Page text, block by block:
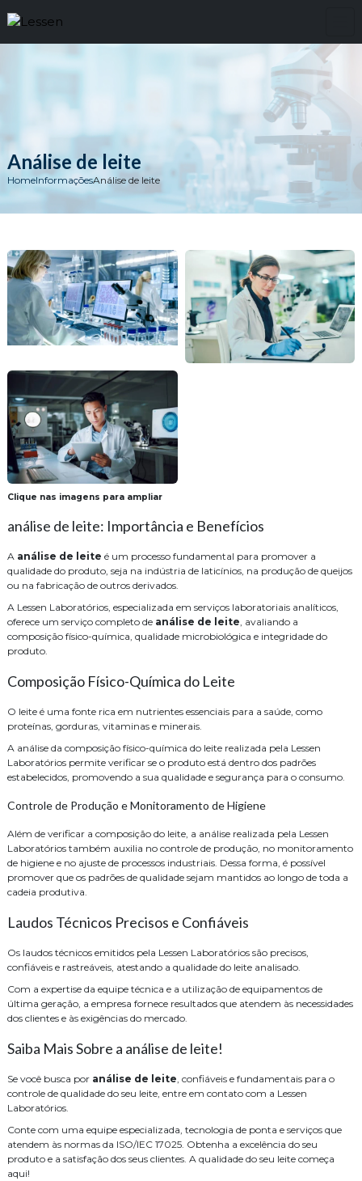
Análise de leite
HomeInformaçõesAnálise de leite
Clique nas imagens para ampliar
análise de leite: Importância e Benefícios
A análise de leite é um processo fundamental para promover a
qualidade do produto, seja na indústria de laticínios, na produção de queijos
ou na fabricação de outros derivados.
A Lessen Laboratórios, especializada em serviços laboratoriais analíticos,
oferece um serviço completo de análise de leite, avaliando a
composição físico-química, qualidade microbiológica e integridade do
produto.
Composição Físico-Química do Leite
O leite é uma fonte rica em nutrientes essenciais para a saúde, como
proteínas, gorduras, vitaminas e minerais.
A análise da composição físico-química do leite realizada pela Lessen
Laboratórios permite verificar se o produto está dentro dos padrões
estabelecidos, promovendo a sua qualidade e segurança para o consumo.
Controle de Produção e Monitoramento de Higiene
Além de verificar a composição do leite, a análise realizada pela Lessen
Laboratórios também auxilia no controle de produção, no monitoramento
de higiene e no ajuste de processos industriais. Dessa forma, é possível
promover que os padrões de qualidade sejam mantidos ao longo de toda a
cadeia produtiva.
Laudos Técnicos Precisos e Confiáveis
Os laudos técnicos emitidos pela Lessen Laboratórios são precisos,
confiáveis e rastreáveis, atestando a qualidade do leite analisado.
Com a expertise da equipe técnica e a utilização de equipamentos de
última geração, a empresa fornece resultados que atendem às necessidades
dos clientes e às exigências do mercado.
Saiba Mais Sobre a análise de leite!
Se você busca por análise de leite, confiáveis e fundamentais para o
controle de qualidade do seu leite, entre em contato com a Lessen
Laboratórios.
Conte com uma equipe especializada, tecnologia de ponta e serviços que
atendem às normas da ISO/IEC 17025. Obtenha a excelência do seu
produto e a satisfação dos seus clientes. A qualidade do seu leite começa
aqui!